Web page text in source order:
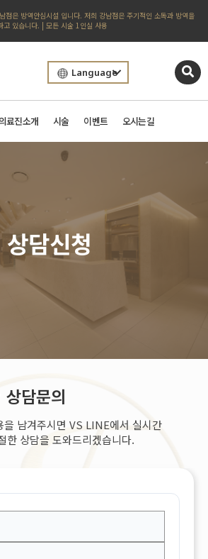
은 방역안심시설 입니다. 저희 강남점은 주기적인 소독과 방역을
고 있습니다. | 모든 시술 1인실 사용
Language
료진소개 시술 이벤트 오시는길
상담신청
상담문의
을 남겨주시면 VS LINE에서 실시간
한 상담을 도와드리겠습니다.